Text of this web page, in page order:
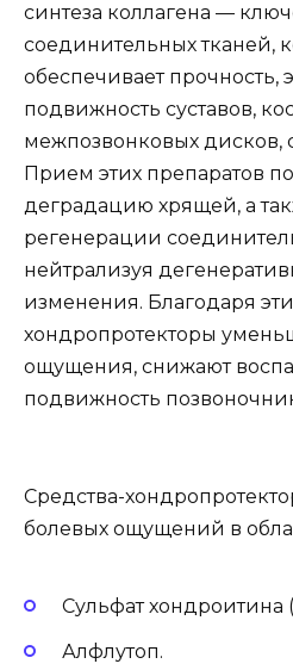
синтеза коллагена —
соединительных тканей,
обеспечивает прочность,
подвижность суставов,
межпозвонковых дисков,
Прием этих препаратов
деградацию хрящей, а
регенерации
нейтрализуя
изменения. Благодаря
хондропротекторы
ощущения, снижают
подвижность
Средства-
болевых ощущений в
Сульфат хондроитина
Алфлутоп.